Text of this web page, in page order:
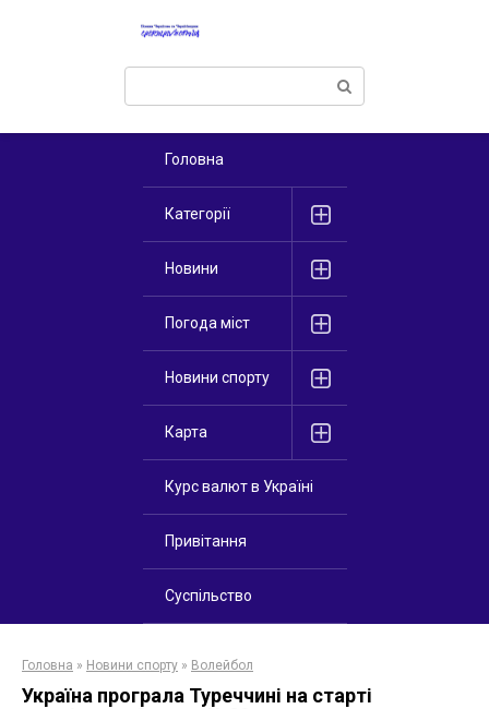
Поиск:
Головна
Категорії
Новини
Погода міст
Новини спорту
Карта
Курс валют в Україні
Привітання
Суспільство
Головна » Новини спорту » Волейбол
Україна програла Туреччині на старті